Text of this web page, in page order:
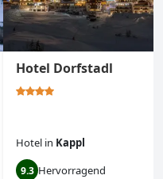
Hotel Dorfstadl
Hotel in Kappl
9.3 Hervorragend